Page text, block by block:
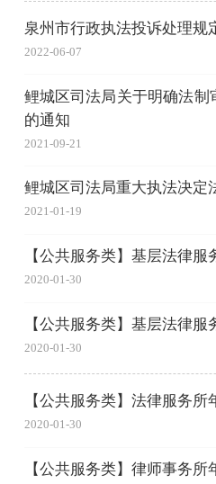
泉州市行政执法投诉处理规
2022-06-07
鲤城区司法局关于明确法制
的通知
2021-09-21
鲤城区司法局重大执法决定
2021-01-19
【公共服务类】基层法律
2020-01-30
【公共服务类】基层法律
2020-01-30
【公共服务类】法律服务所
2020-01-30
【公共服务类】律师事务所